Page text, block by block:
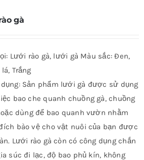
gà
Lưới rào gà, lưới gà Màu sắc: Đen,
Trắng
dụng: Sản phẩm lưới gà được sử dụng
bao che quanh chuồng gà, chuồng
dùng để bao quanh vườn nhằm
bào vệ cho vật nuôi của bạn được
Lưới rào gà còn có công dụng chắn
súc đi lạc, độ bao phủ kín, không